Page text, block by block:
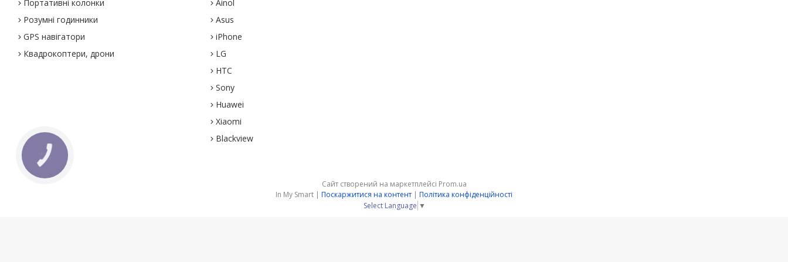
Портативні колонки
Розумні годинники
GPS навігатори
Квадрокоптери, дрони
Ainol
Asus
iPhone
LG
HTC
Sony
Huawei
Xiaomi
Blackview
Сайт створений на маркетплейсі Prom.ua
In My Smart | Поскаржитися на контент | Політика конфіденційності
Select Language ▼
КНОПКА
ЗВ'ЯЗКУ